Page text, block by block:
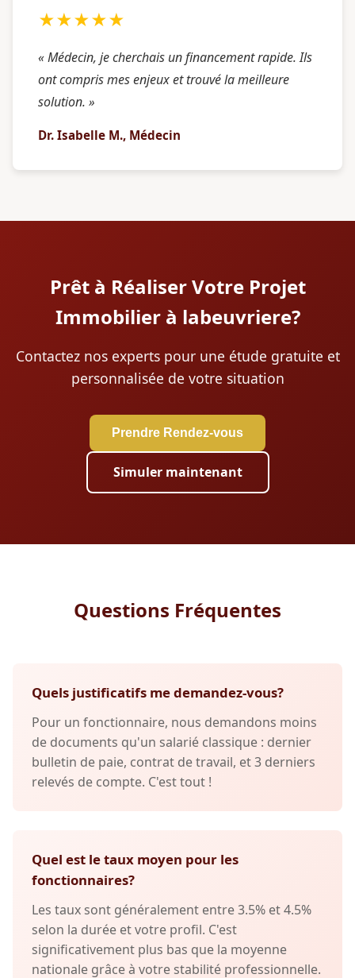
★★★★★
« Médecin, je cherchais un financement rapide. Ils
ont compris mes enjeux et trouvé la meilleure
solution. »
Dr. Isabelle M., Médecin
Prêt à Réaliser Votre Projet
Immobilier à labeuvriere?
Contactez nos experts pour une étude gratuite et
personnalisée de votre situation
Prendre Rendez-vous
Simuler maintenant
Questions Fréquentes
Quels justificatifs me demandez-vous?
Pour un fonctionnaire, nous demandons moins
de documents qu'un salarié classique : dernier
bulletin de paie, contrat de travail, et 3 derniers
relevés de compte. C'est tout !
Quel est le taux moyen pour les
fonctionnaires?
Les taux sont généralement entre 3.5% et 4.5%
selon la durée et votre profil. C'est
significativement plus bas que la moyenne
nationale grâce à votre stabilité professionnelle.